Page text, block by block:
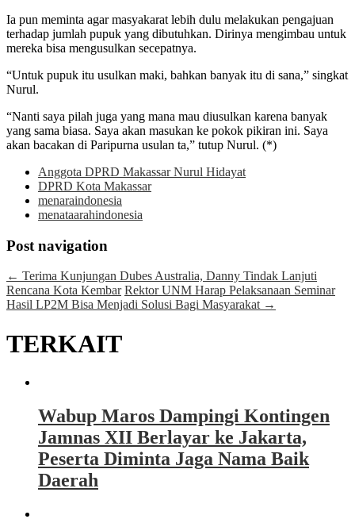
Ia pun meminta agar masyakarat lebih dulu melakukan pengajuan
terhadap jumlah pupuk yang dibutuhkan. Dirinya mengimbau untuk
mereka bisa mengusulkan secepatnya.
“Untuk pupuk itu usulkan maki, bahkan banyak itu di sana,” singkat
Nurul.
“Nanti saya pilah juga yang mana mau diusulkan karena banyak
yang sama biasa. Saya akan masukan ke pokok pikiran ini. Saya
akan bacakan di Paripurna usulan ta,” tutup Nurul. (*)
Anggota DPRD Makassar Nurul Hidayat
DPRD Kota Makassar
menaraindonesia
menataarahindonesia
Post navigation
← Terima Kunjungan Dubes Australia, Danny Tindak Lanjuti
Rencana Kota Kembar Rektor UNM Harap Pelaksanaan Seminar
Hasil LP2M Bisa Menjadi Solusi Bagi Masyarakat →
TERKAIT
Wabup Maros Dampingi Kontingen
Jamnas XII Berlayar ke Jakarta,
Peserta Diminta Jaga Nama Baik
Daerah